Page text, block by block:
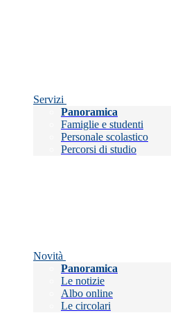
Servizi
Panoramica
Famiglie e studenti
Personale scolastico
Percorsi di studio
Novità
Panoramica
Le notizie
Albo online
Le circolari